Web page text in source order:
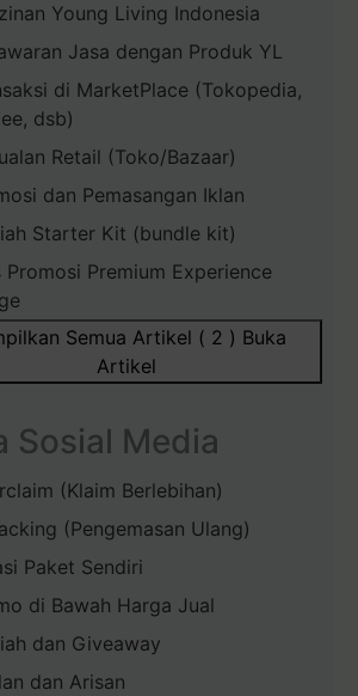
Young Living Indonesia
Jasa dengan Produk YL
di MarketPlace (Tokopedia,
dsb)
Retail (Toko/Bazaar)
dan Pemasangan Iklan
Starter Kit (bundle kit)
Promosi Premium Experience
Semua Artikel ( 2 ) Buka
Artikel
Sosial Media
(Klaim Berlebihan)
(Pengemasan Ulang)
Paket Sendiri
di Bawah Harga Jual
dan Giveaway
dan Arisan